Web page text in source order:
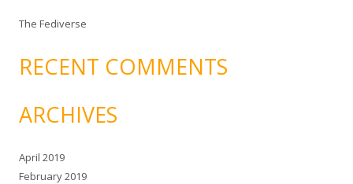
The Fediverse
RECENT COMMENTS
ARCHIVES
April 2019
February 2019